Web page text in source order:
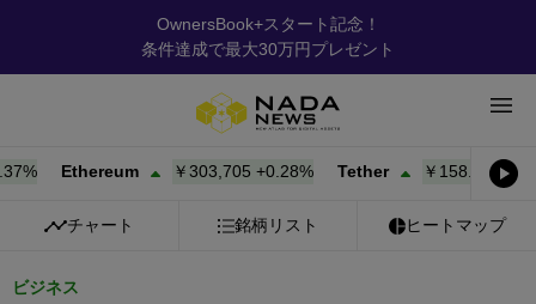
OwnersBook+スタート記念！
条件達成で最大30万円プレゼント
Ethereum ￥303,705+0.28% Tether ￥158.17 0.00%
チャート 銘柄リスト ヒートマップ
ビジネス